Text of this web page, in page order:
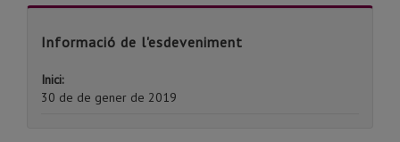
Informació de l'esdeveniment
Inici:
30 de de gener de 2019